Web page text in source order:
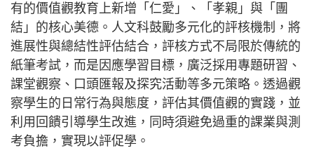
有的價值觀教育上新增「仁愛」、「孝親」與「團
結」的核心美德。人文科鼓勵多元化的評核機制，將
進展性與總結性評估結合，評核方式不局限於傳統的
紙筆考試，而是因應學習目標，廣泛採用專題研習、
課堂觀察、口頭匯報及探究活動等多元策略。透過觀
察學生的日常行為與態度，評估其價值觀的實踐，並
利用回饋引導學生改進，同時須避免過重的課業與測
考負擔，實現以評促學。